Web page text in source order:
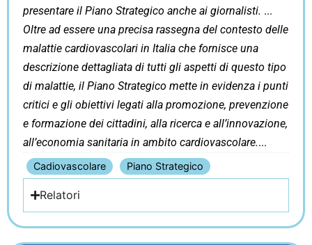
presentare il Piano Strategico anche ai giornalisti.
Oltre ad essere una precisa rassegna del contesto delle
malattie cardiovascolari in Italia che fornisce una
descrizione dettagliata di tutti gli aspetti di questo tipo
di malattie, il Piano Strategico mette in evidenza i punti
critici e gli obiettivi legati alla promozione, prevenzione
e formazione dei cittadini, alla ricerca e all’innovazione,
all’economia sanitaria in ambito cardiovascolare.
Cadiovascolare Piano Strategico
Relatori